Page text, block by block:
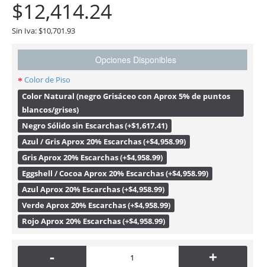
$12,414.24
Sin Iva: $10,701.93
Opciones Disponibles
Color de Piso
Color Natural (negro Grisáceo con Aprox 5% de puntos
blancos/grises)
Negro Sólido sin Escarchas (+$1,617.41)
Azul / Gris Aprox 20% Escarchas (+$4,958.99)
Gris Aprox 20% Escarchas (+$4,958.99)
Eggshell / Cocoa Aprox 20% Escarchas (+$4,958.99)
Azul Aprox 20% Escarchas (+$4,958.99)
Verde Aprox 20% Escarchas (+$4,958.99)
Rojo Aprox 20% Escarchas (+$4,958.99)
- +